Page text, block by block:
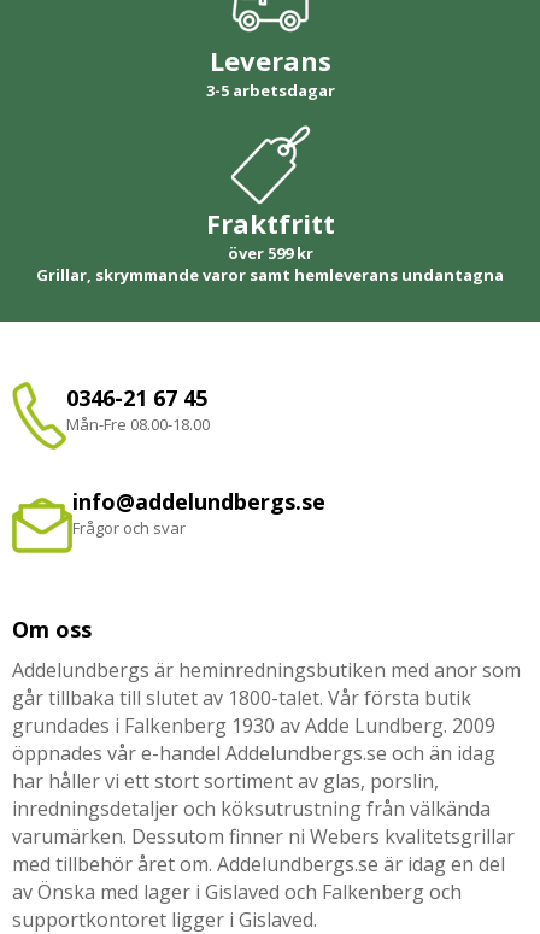
Leverans
3-5 arbetsdagar
Fraktfritt
över 599 kr
Grillar, skrymmande varor samt hemleverans undantagna
0346-21 67 45
Mån-Fre 08.00-18.00
info@addelundbergs.se
Frågor och svar
Om oss
Addelundbergs är heminredningsbutiken med anor som
går tillbaka till slutet av 1800-talet. Vår första butik
grundades i Falkenberg 1930 av Adde Lundberg. 2009
öppnades vår e-handel Addelundbergs.se och än idag
har håller vi ett stort sortiment av glas, porslin,
inredningsdetaljer och köksutrustning från välkända
varumärken. Dessutom finner ni Webers kvalitetsgrillar
med tillbehör året om. Addelundbergs.se är idag en del
av Önska med lager i Gislaved och Falkenberg och
supportkontoret ligger i Gislaved.